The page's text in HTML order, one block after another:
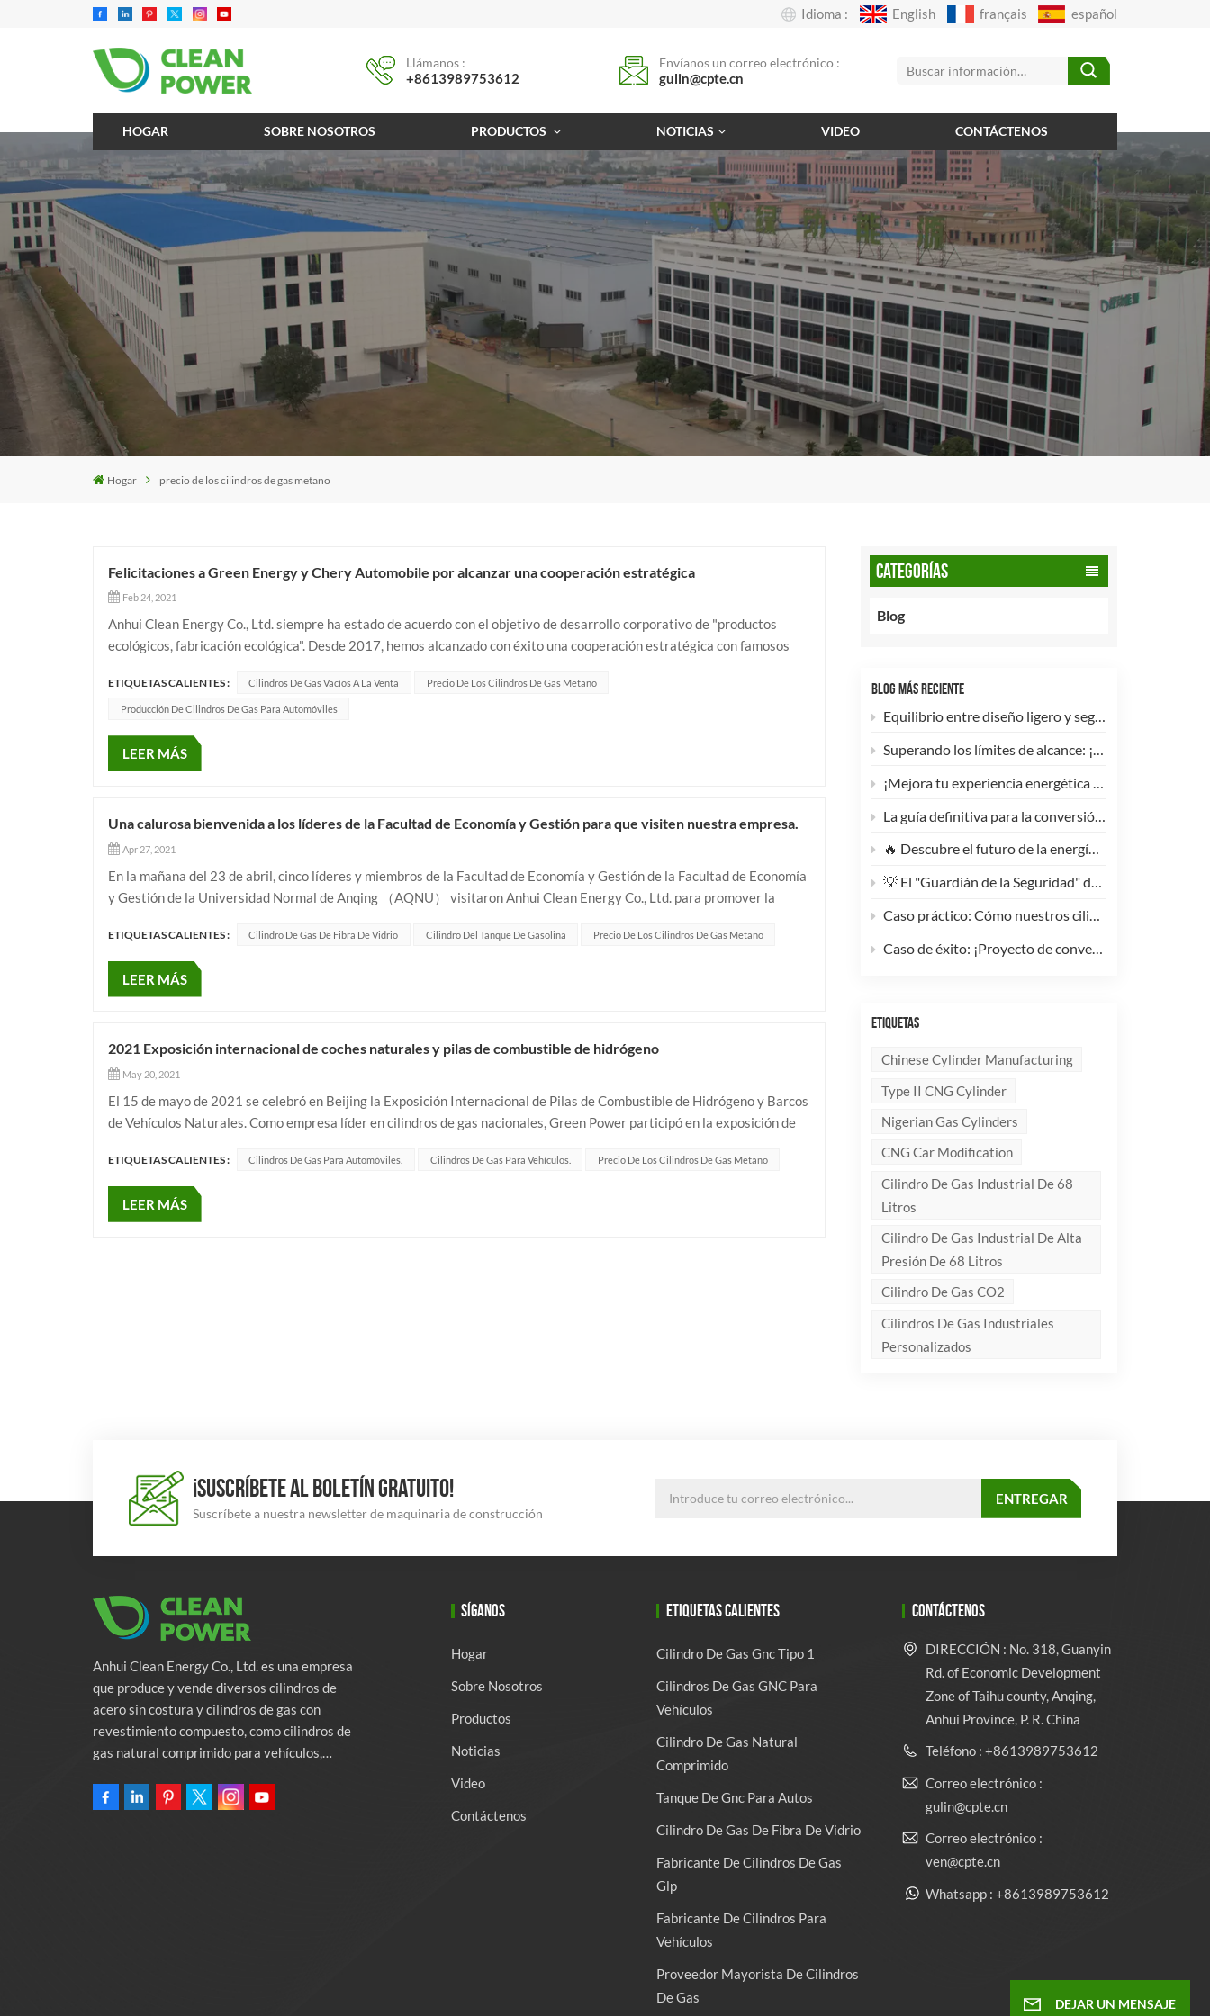
Idioma : English français español
Llámanos :
+8613989753612
Envíanos un correo electrónico :
gulin@cpte.cn
HOGAR SOBRE NOSOTROS PRODUCTOS NOTICIAS VIDEO CONTÁCTENOS
Hogar precio de los cilindros de gas metano
CATEGORÍAS
Blog
BLOG MÁS RECIENTE
Equilibrio entre diseño ligero y seguridad: cómo los cilindros de GNC tipo 2 de 90 litros potencian las flotas comerciales.
Superando los límites de alcance: ¡Los cilindros de hidrógeno para UAV tipo 4 ya están disponibles para personalización de alta eficiencia!
¡Mejora tu experiencia energética con nuestra bombona de GLP compuesta de 5 kg! 🚀✨
La guía definitiva para la conversión de camiones pesados ​​a GNC: Por qué este cilindro de GNC tipo 1 de 200 litros supone un cambio radical para la reducción de costes de la flota.
🔥 Descubre el futuro de la energía: ¡Conoce la elegante y ultraligera bombona de GLP compuesta de 10 kg!
💡 El "Guardián de la Seguridad" del Gas Industrial y la Supresión de Incendios: Un Análisis en Profundidad de los Cilindros de Gas sin Costura de Acero de Alto Rendimiento
Caso práctico: Cómo nuestros cilindros compuestos de GLP redefinen la seguridad y la imagen de marca para clientes globales.
Caso de éxito: ¡Proyecto de conversión a GNC de un generador de 100 kVA completado con éxito! 🚀
ETIQUETAS
Chinese Cylinder Manufacturing
Type II CNG Cylinder
Nigerian Gas Cylinders
CNG Car Modification
Cilindro De Gas Industrial De 68
Litros
Cilindro De Gas Industrial De Alta
Presión De 68 Litros
Cilindro De Gas CO2
Cilindros De Gas Industriales
Personalizados
Felicitaciones a Green Energy y Chery Automobile por alcanzar una cooperación estratégica
Feb 24, 2021
Anhui Clean Energy Co., Ltd. siempre ha estado de acuerdo con el objetivo de desarrollo corporativo de "productos
ecológicos, fabricación ecológica". Desde 2017, hemos alcanzado con éxito una cooperación estratégica con famosos
ETIQUETAS CALIENTES : Cilindros De Gas Vacíos A La Venta Precio De Los Cilindros De Gas Metano
Producción De Cilindros De Gas Para Automóviles
LEER MÁS
Una calurosa bienvenida a los líderes de la Facultad de Economía y Gestión para que visiten nuestra empresa.
Apr 27, 2021
En la mañana del 23 de abril, cinco líderes y miembros de la Facultad de Economía y Gestión de la Facultad de Economía
y Gestión de la Universidad Normal de Anqing （AQNU） visitaron Anhui Clean Energy Co., Ltd. para promover la
ETIQUETAS CALIENTES : Cilindro De Gas De Fibra De Vidrio Cilindro Del Tanque De Gasolina Precio De Los Cilindros De Gas Metano
LEER MÁS
2021 Exposición internacional de coches naturales y pilas de combustible de hidrógeno
May 20, 2021
El 15 de mayo de 2021 se celebró en Beijing la Exposición Internacional de Pilas de Combustible de Hidrógeno y Barcos
de Vehículos Naturales. Como empresa líder en cilindros de gas nacionales, Green Power participó en la exposición de
ETIQUETAS CALIENTES : Cilindros De Gas Para Automóviles. Cilindros De Gas Para Vehículos. Precio De Los Cilindros De Gas Metano
LEER MÁS
¡SUSCRÍBETE AL BOLETÍN GRATUITO!
Suscríbete a nuestra newsletter de maquinaria de construcción
Anhui Clean Energy Co., Ltd. es una empresa
que produce y vende diversos cilindros de
acero sin costura y cilindros de gas con
revestimiento compuesto, como cilindros de
gas natural comprimido para vehículos,
incendios. La empresa se compromete a
SÍGANOS
Hogar
Sobre Nosotros
Productos
Noticias
Video
Contáctenos
ETIQUETAS CALIENTES
Cilindro De Gas Gnc Tipo 1
Cilindros De Gas GNC Para
Vehículos
Cilindro De Gas Natural
Comprimido
Tanque De Gnc Para Autos
Cilindro De Gas De Fibra De Vidrio
Fabricante De Cilindros De Gas
Glp
Fabricante De Cilindros Para
Vehículos
Proveedor Mayorista De Cilindros
De Gas
CONTÁCTENOS
DIRECCIÓN : No. 318, Guanyin
Rd. of Economic Development
Zone of Taihu county, Anqing,
Anhui Province, P. R. China
Teléfono : +8613989753612
Correo electrónico :
gulin@cpte.cn
Correo electrónico :
ven@cpte.cn
Whatsapp : +8613989753612
DEJAR UN MENSAJE